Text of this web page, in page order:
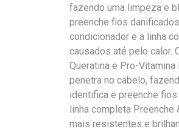
fazendo uma limpeza e
preenche fios
condicionador e a linha
causados até pelo calor.
Queratina e Pro-Vitamina
penetra no cabelo,
identifica e preenche fios
linha completa Preenche
mais resistentes e